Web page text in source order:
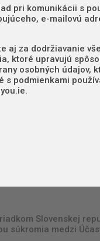
pri komunikácii s
e-mailovú
za dodržiavanie
ktoré upravujú
osobných údajov,
podmienkami
Slovenskej
súkromia medzi